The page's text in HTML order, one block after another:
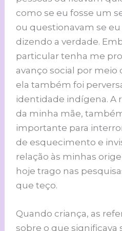
como se eu fosse um
ou questionavam se
dizendo a verdade.
particular tenha me
avanço social por meio
ela também foi
identidade indígena. A
da minha mãe,
importante para
de esquecimento e
relação às minhas
hoje trago nas
que teço.
Quando criança, as
sobre o que significava